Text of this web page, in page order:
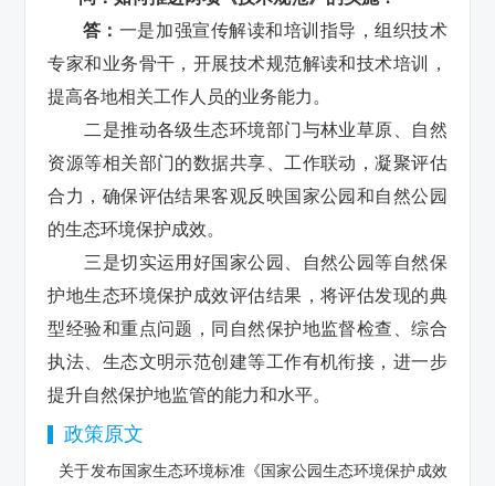
答： 一是加强宣传解读和培训指导，组织技术
专家和业务骨干，开展技术规范解读和技术培训，
提高各地相关工作人员的业务能力。
二是推动各级生态环境部门与林业草原、自然
资源等相关部门的数据共享、工作联动，凝聚评估
合力，确保评估结果客观反映国家公园和自然公园
的生态环境保护成效。
三是切实运用好国家公园、自然公园等自然保
护地生态环境保护成效评估结果，将评估发现的典
型经验和重点问题，同自然保护地监督检查、综合
执法、生态文明示范创建等工作有机衔接，进一步
提升自然保护地监管的能力和水平。
政策原文
关于发布国家生态环境标准《国家公园生态环境保护成效